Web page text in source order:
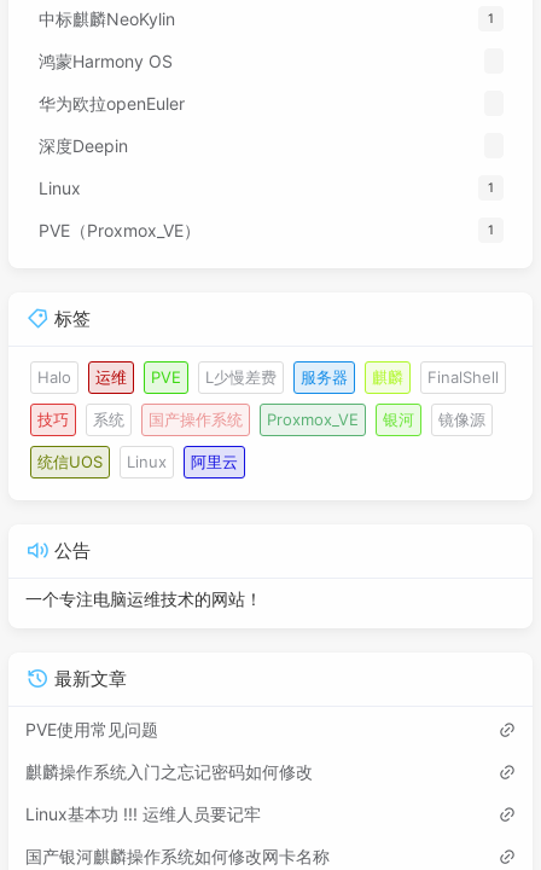
中标麒麟NeoKylin 1
鸿蒙Harmony OS
华为欧拉openEuler
深度Deepin
Linux 1
PVE（Proxmox_VE） 1
标签
Halo 运维 PVE L少慢差费 服务器 麒麟 FinalShell
技巧 系统 国产操作系统 Proxmox_VE 银河 镜像源
统信UOS Linux 阿里云
公告
一个专注电脑运维技术的网站！
最新文章
PVE使用常见问题
麒麟操作系统入门之忘记密码如何修改
Linux基本功 !!! 运维人员要记牢
国产银河麒麟操作系统如何修改网卡名称